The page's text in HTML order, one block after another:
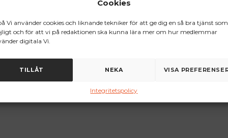
Cookies
Vi använder cookies och liknande tekniker för att ge dig en så bra tjänst som
och för att vi på redaktionen ska kunna lära mer om hur medlemmar
digitala Vi.
TILLÅT NEKA VISA
Integritetspolicy